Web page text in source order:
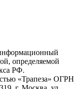
определяемой
РФ.
«Трапеза» ОГРН